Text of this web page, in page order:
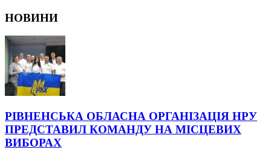
НОВИНИ
РІВНЕНСЬКА ОБЛАСНА ОРГАНІЗАЦІЯ НРУ
ПРЕДСТАВИЛ КОМАНДУ НА МІСЦЕВИХ
ВИБОРАХ